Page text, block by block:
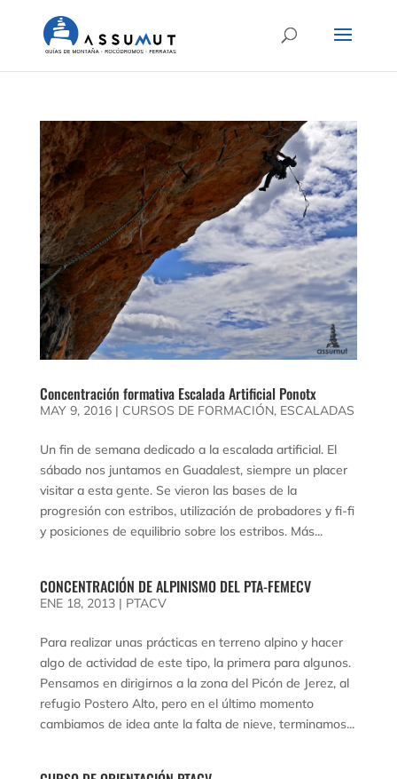
Concentración formativa Escalada Artificial Ponotx
MAY 9, 2016| CURSOS DE FORMACIÓN, ESCALADAS
Un fin de semana dedicado a la escalada artificial. El
sábado nos juntamos en Guadalest, siempre un placer
visitar a esta gente. Se vieron las bases de la
progresión con estribos, utilización de probadores y fi-fi
y posiciones de equilibrio sobre los estribos. Más...
CONCENTRACIÓN DE ALPINISMO DEL PTA-FEMECV
ENE 18, 2013| PTACV
Para realizar unas prácticas en terreno alpino y hacer
algo de actividad de este tipo, la primera para algunos.
Pensamos en dirigirnos a la zona del Picón de Jerez, al
refugio Postero Alto, pero en el último momento
cambiamos de idea ante la falta de nieve, terminamos...